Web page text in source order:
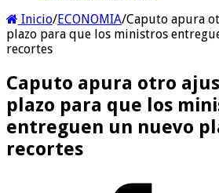
Inicio/ECONOMIA/Caputo apura
plazo para que los ministros
recortes
Caputo apura otro
plazo para que los
entreguen un nuevo
recortes